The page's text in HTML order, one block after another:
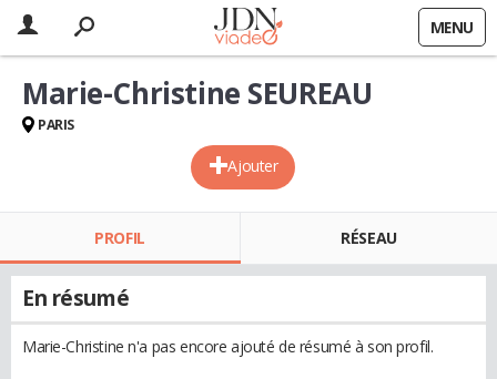
MENU
Ajouter
Marie-Christine SEUREAU
PARIS
PROFIL RÉSEAU
En résumé
Marie-Christine n'a pas encore ajouté de résumé à son profil.